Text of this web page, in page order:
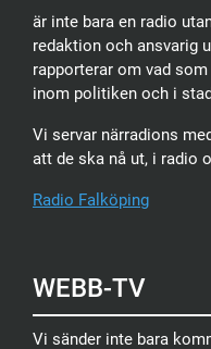
är inte bara en radio
redaktion och ansvarig
rapporterar om vad
inom politiken och i
Vi servar närradions
att de ska nå ut, i radio
Radio Falköping
WEBB-TV
Vi sänder inte bara